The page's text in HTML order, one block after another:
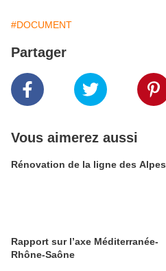
#DOCUMENT
Partager
Vous aimerez aussi
Rénovation de la ligne des Alpes
Rapport sur l’axe Méditerranée-
Rhône-Saône